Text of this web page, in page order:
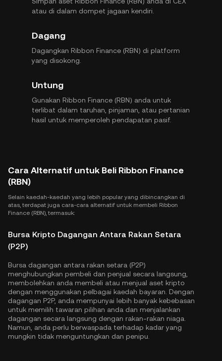
atau di dalam dompet jagaan kendiri.
Dagang
Dagangkan Ribbon Finance (RBN) di platform
yang disokong.
Untung
Gunakan Ribbon Finance (RBN) anda untuk
terlibat dalam taruhan, pinjaman, atau pertanian
hasil untuk memperoleh pendapatan pasif.
Cara Alternatif untuk Beli Ribbon Finance
(RBN)
Selain kaedah-kaedah yang lebih popular yang dibincangkan di
atas, terdapat juga cara-cara alternatif untuk membeli Ribbon
Finance (RBN), termasuk:
Bursa Kripto Dagangan Antara Rakan Setara
(P2P)
Bursa dagangan antara rakan setara (P2P)
menghubungkan pembeli dan penjual secara langsung,
membolehkan anda membeli atau menjual aset kripto
dengan menggunakan pelbagai kaedah bayaran. Dengan
dagangan P2P, anda mempunyai lebih banyak kebebasan
untuk memilih tawaran pilihan anda dan menjalankan
dagangan secara langsung dengan rakan-rakan niaga.
Namun, anda perlu berwaspada terhadap kadar yang
mungkin tidak menguntungkan dan penipu.